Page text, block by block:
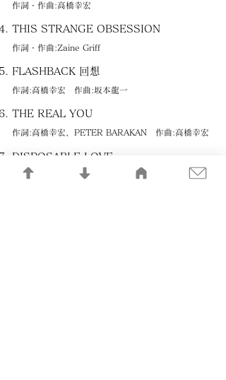
作詞・作曲:高橋幸宏
THIS STRANGE OBSESSION
作詞・作曲:Zaine Griff
FLASHBACK 回想
作詞:高橋幸宏 作曲:坂本龍一
THE REAL YOU
作詞:高橋幸宏、PETER BARAKAN 作曲:高橋幸宏
DISPOSABLE LOVE
作詞:高橋幸宏、PETER BARAKAN 作曲:高橋幸宏